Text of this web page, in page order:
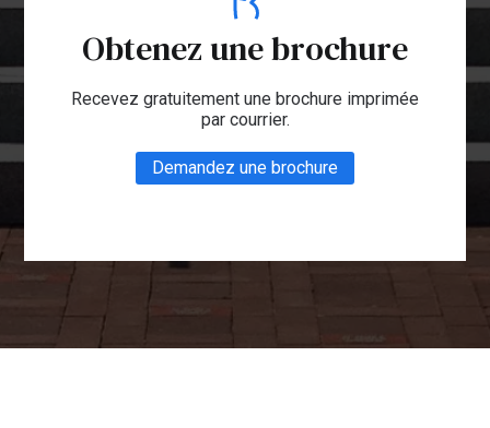
Obtenez une brochure
Recevez gratuitement une brochure imprimée
par courrier.
Demandez une brochure